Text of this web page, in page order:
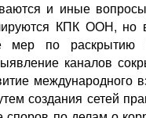
и иные
КПК ООН, но
мер по
каналов
международного
создания сетей